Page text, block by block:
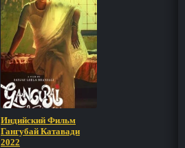
Индийский Фильм
Гангубай Катавади
2022